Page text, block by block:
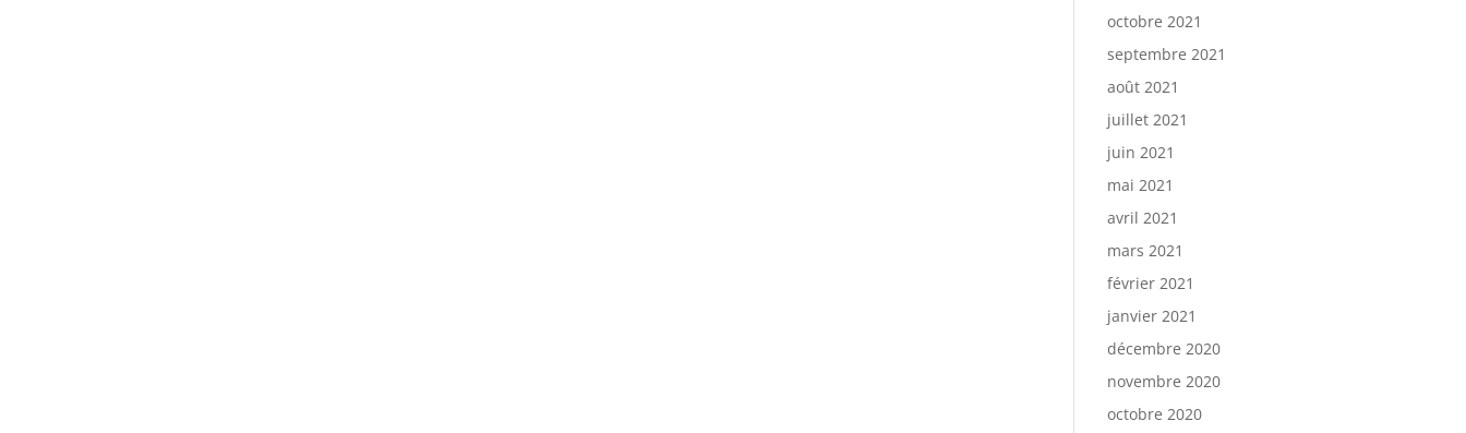
octobre 2021
septembre 2021
août 2021
juillet 2021
juin 2021
mai 2021
avril 2021
mars 2021
février 2021
janvier 2021
décembre 2020
novembre 2020
octobre 2020